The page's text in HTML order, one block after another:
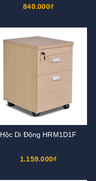
840.000₫
Hộc Di Động HRM1D1F
1.159.000₫